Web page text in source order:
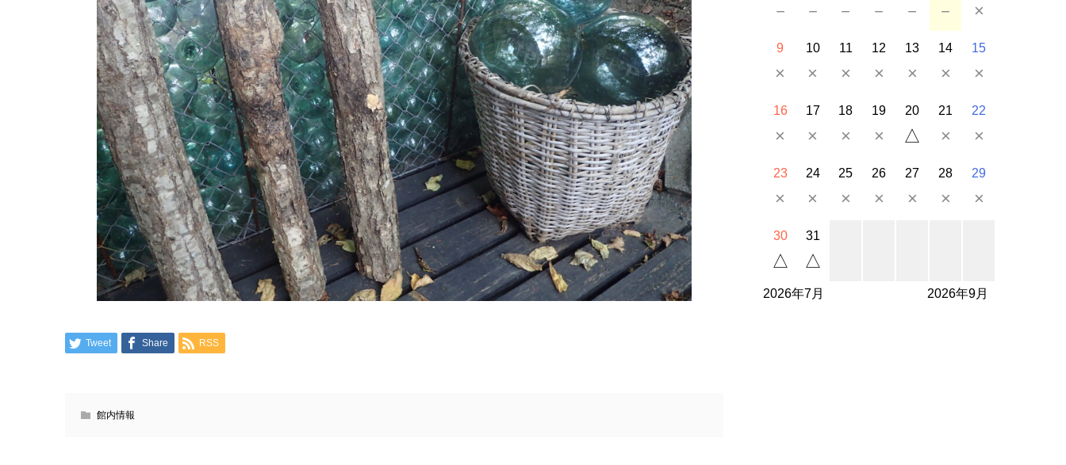
Tweet Share RSS
館内情報
－ － － － － － ×
9
×
10
×
11
×
12
×
13
×
14
×
15
×
16
×
17
×
18
×
19
×
20
△
21
×
22
×
23
×
24
×
25
×
26
×
27
×
28
×
29
×
30
△
31
△
2026年7月 2026年9月